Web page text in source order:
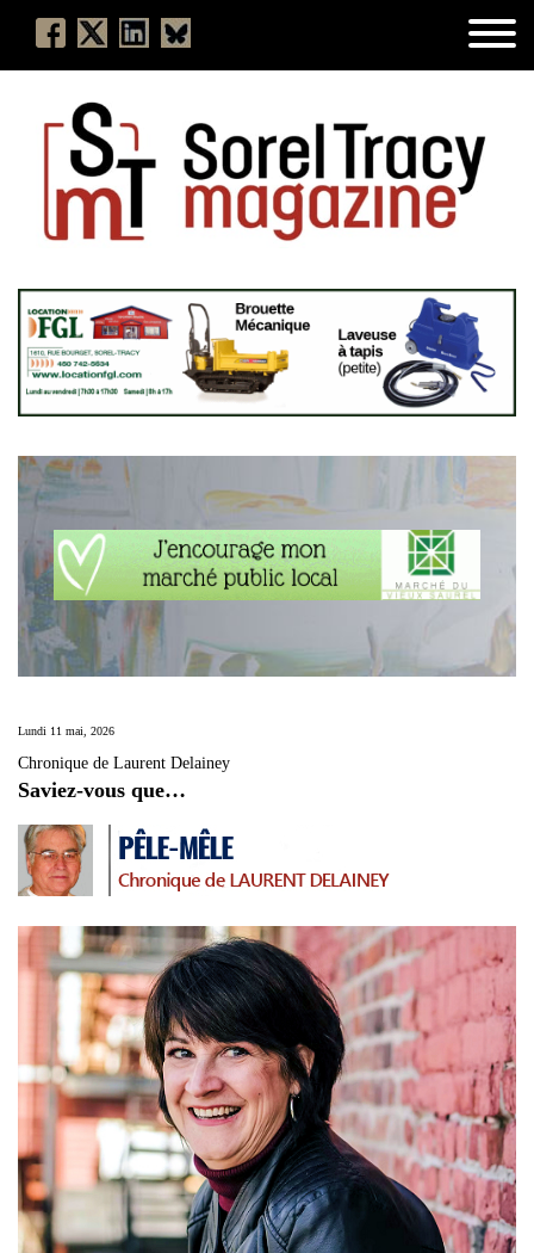
Lundi 11 mai, 2026
Chronique de Laurent Delainey
Saviez-vous que…